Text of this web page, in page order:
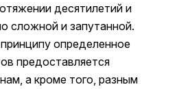
десятилетий и
сложной и запутанной.
определенное
предоставляется
а кроме того, разным